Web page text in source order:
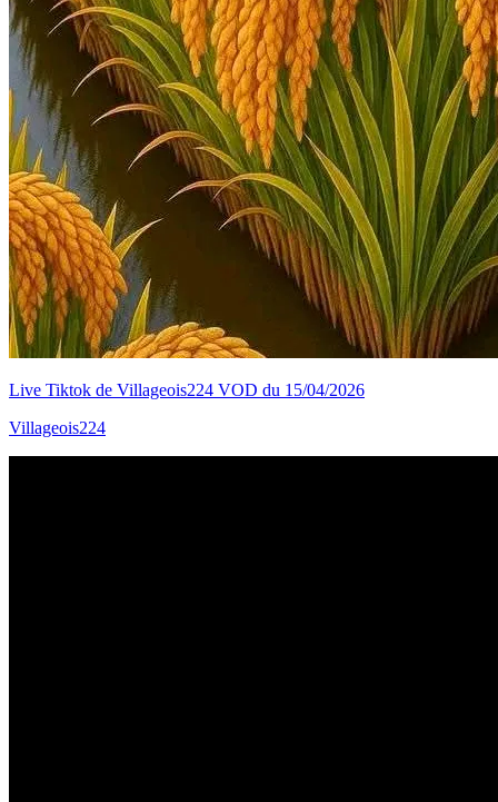
Live Tiktok de Villageois224 VOD du 15/04/2026
Villageois224